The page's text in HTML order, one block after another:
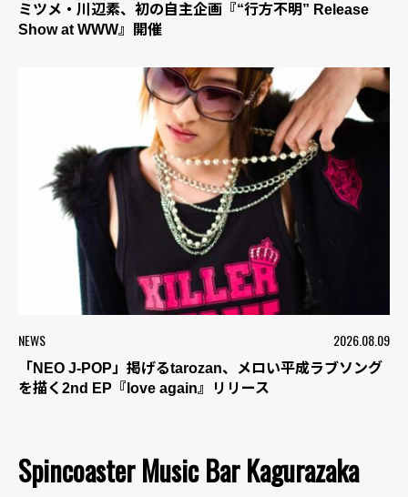
ミツメ・川辺素、初の自主企画『“行方不明” Release
Show at WWW』開催
NEWS 2026.08.09
「NEO J-POP」掲げるtarozan、メロい平成ラブソング
を描く2nd EP『love again』リリース
Spincoaster Music Bar Kagurazaka